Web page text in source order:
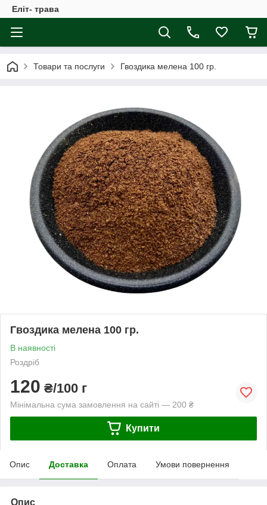
Еліт- трава
Товари та послуги Гвоздика мелена 100 гр.
Гвоздика мелена 100 гр.
В наявності
Роздріб
120 ₴/100 г
Мінімальна сума замовлення на сайті — 200 ₴
Купити
Опис Доставка Оплата Умови повернення
Опис